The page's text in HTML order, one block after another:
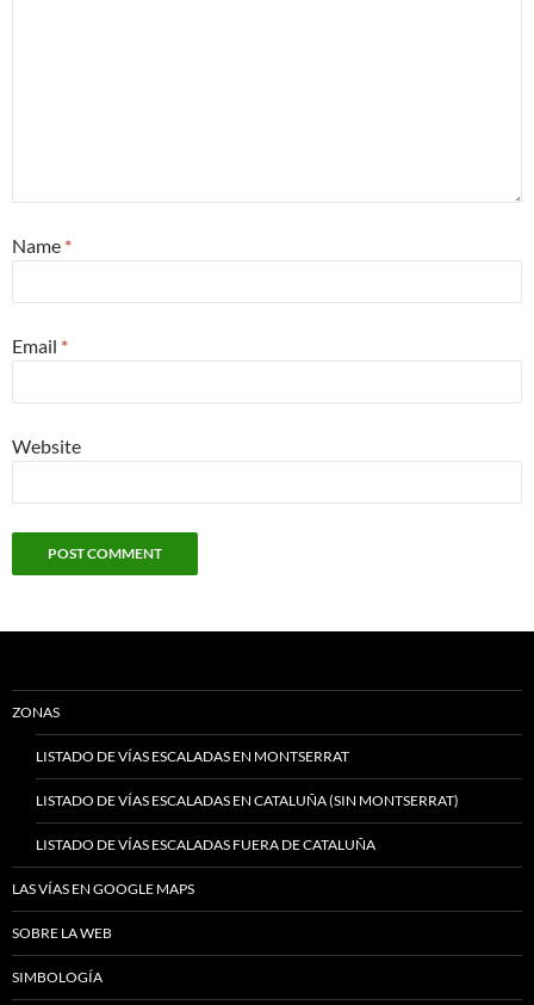
Name *
Email *
Website
ZONAS
LISTADO DE VÍAS ESCALADAS EN MONTSERRAT
LISTADO DE VÍAS ESCALADAS EN CATALUÑA (SIN MONTSERRAT)
LISTADO DE VÍAS ESCALADAS FUERA DE CATALUÑA
LAS VÍAS EN GOOGLE MAPS
SOBRE LA WEB
SIMBOLOGÍA